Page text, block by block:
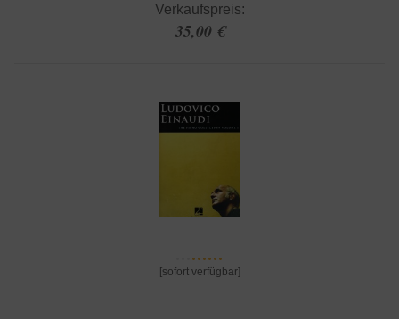
Verkaufspreis:
35,00 €
[sofort verfügbar]